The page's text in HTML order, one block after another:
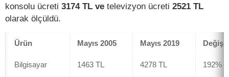
konsolu ücreti 3174 TL ve televizyon ücreti 2521 TL
olarak ölçüldü.
Ürün Mayıs 2005 Mayıs 2019
Bilgisayar 1463 TL 4278 TL 192%